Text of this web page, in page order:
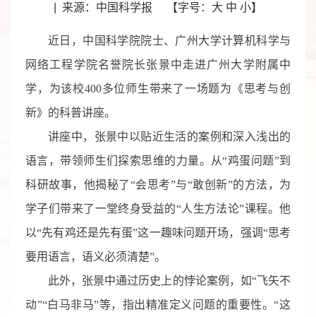
来源：中国科学报 【字号： 大 中 小】
近日，中国科学院院士、广州大学计算机科学与
网络工程学院名誉院长张景中走进广州大学附属中
学，为该校400多位师生带来了一场题为《思考与创
新》的科普讲座。
讲座中，张景中以贴近生活的案例和深入浅出的
语言，带领师生们探索思维的力量。从“鸡蛋问题”到
科研故事，他揭秘了“会思考”与“敢创新”的方法，为
学子们带来了一堂终身受益的“人生方法论”课程。他
以“先有鸡还是先有蛋”这一趣味问题开场，强调“思考
要用语言，语义必须清楚”。
此外，张景中通过历史上的悖论案例，如“飞矢不
动”“白马非马”等，指出精准定义问题的重要性。“这